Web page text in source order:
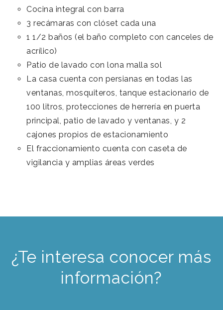
Cocina integral con barra
3 recámaras con clóset cada una
1 1/2 baños (el baño completo con canceles de
acrílico)
Patio de lavado con lona malla sol
La casa cuenta con persianas en todas las
ventanas, mosquiteros, tanque estacionario de
100 litros, protecciones de herrería en puerta
principal, patio de lavado y ventanas, y 2
cajones propios de estacionamiento
El fraccionamiento cuenta con caseta de
vigilancia y amplias áreas verdes
¿Te interesa conocer más
información?